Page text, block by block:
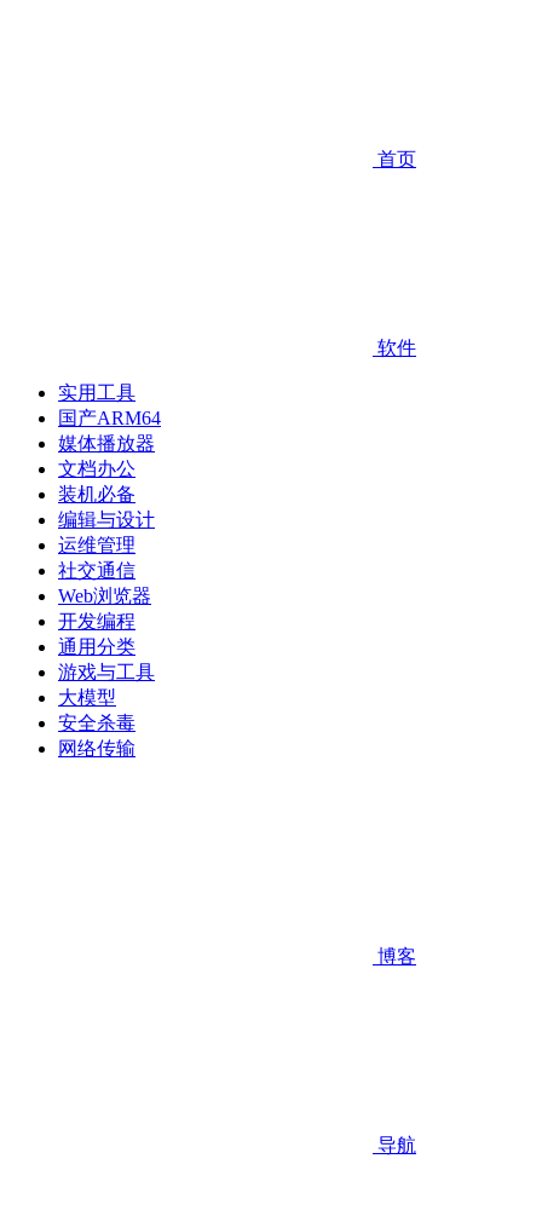
首页
软件
实用工具
国产ARM64
媒体播放器
文档办公
装机必备
编辑与设计
运维管理
社交通信
Web浏览器
开发编程
通用分类
游戏与工具
大模型
安全杀毒
网络传输
博客
导航